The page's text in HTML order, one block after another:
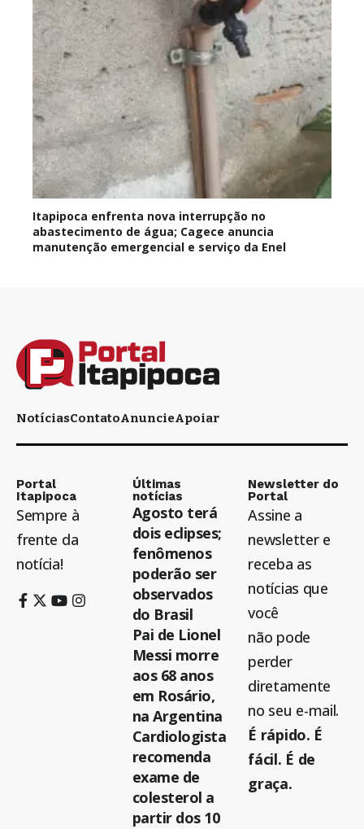
Itapipoca enfrenta nova interrupção no
abastecimento de água; Cagece anuncia
manutenção emergencial e serviço da Enel
NotíciasContatoAnuncieApoiar
Portal
Itapipoca
Sempre à
frente da
notícia!
Últimas
notícias
Agosto terá
dois eclipses;
fenômenos
poderão ser
observados
do Brasil
Pai de Lionel
Messi morre
aos 68 anos
em Rosário,
na Argentina
Cardiologista
recomenda
exame de
colesterol a
partir dos 10
Newsletter do
Portal
Assine a
newsletter e
receba as
notícias que
você
não pode
perder
diretamente
no seu e-mail.
É rápido. É
fácil. É de
graça.